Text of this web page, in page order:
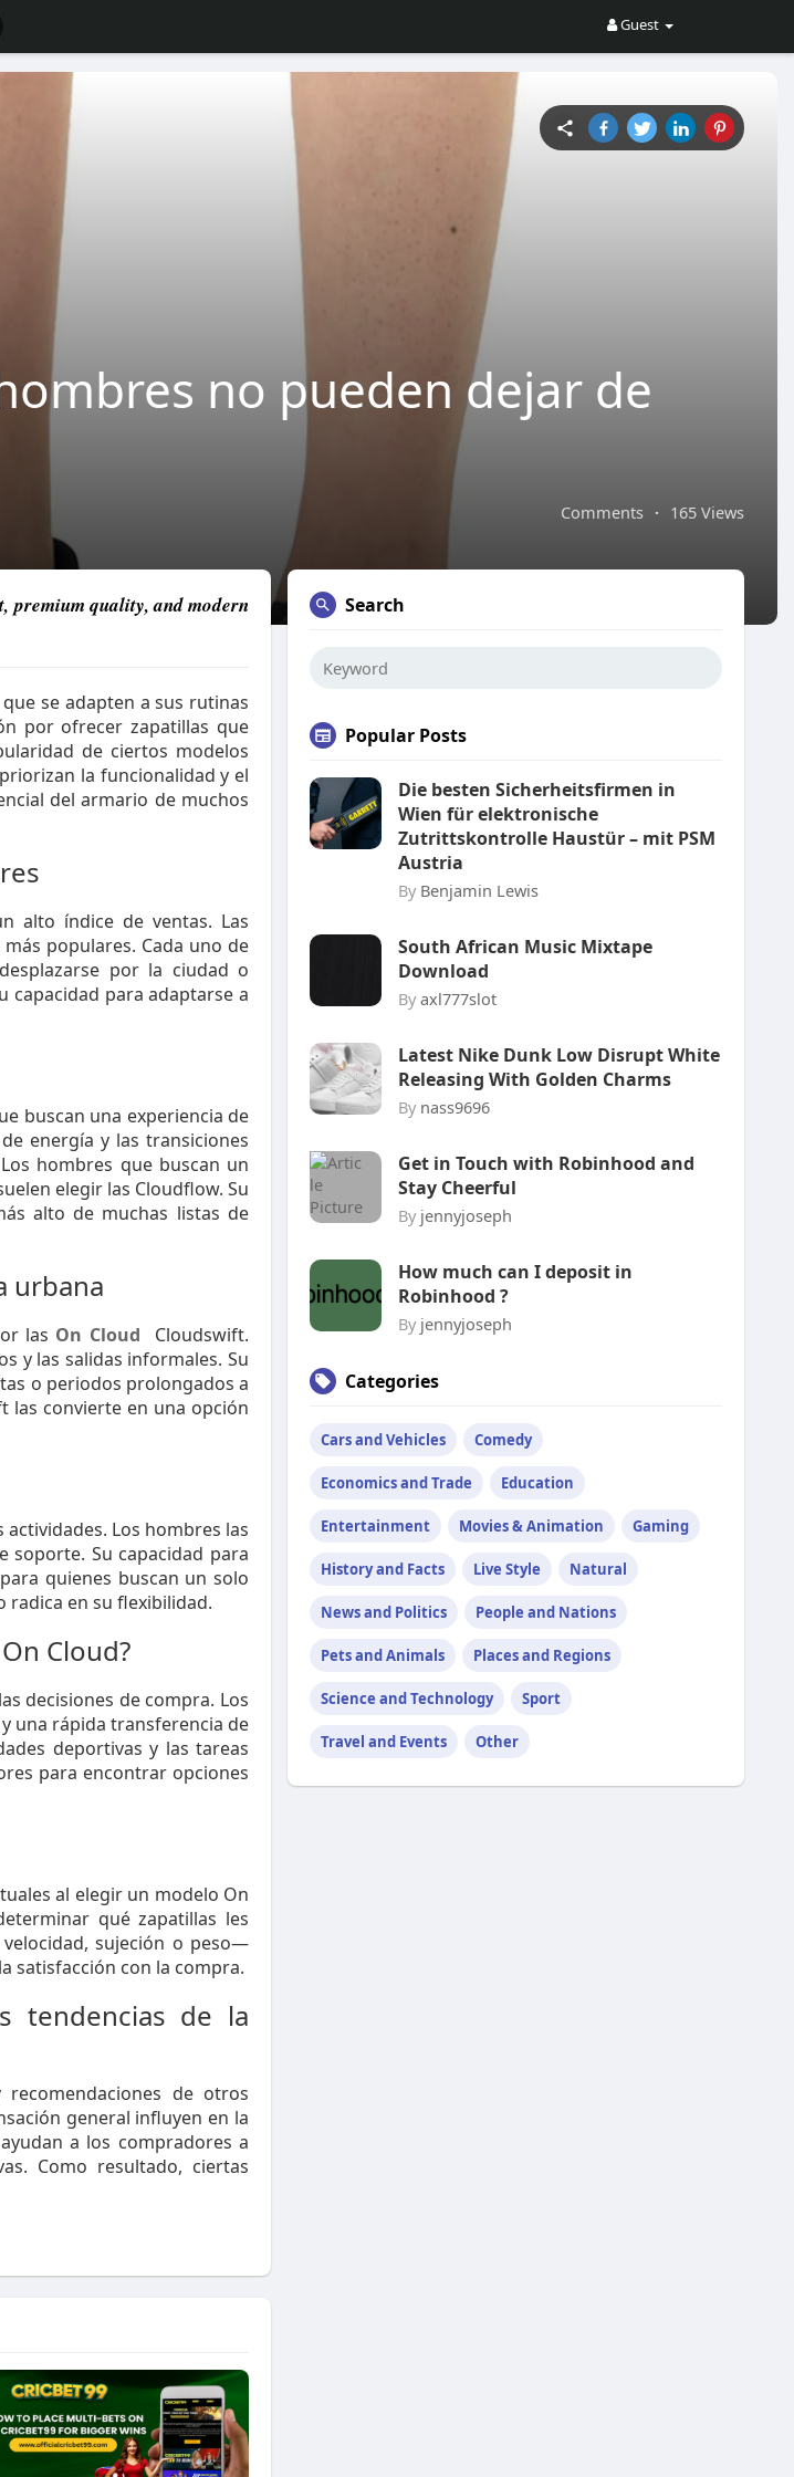
Guest
no pueden dejar de
Comments · 165 Views
premium quality, and modern
se adapten a sus rutinas
por ofrecer zapatillas que
de ciertos modelos
la funcionalidad y el
del armario de muchos
alto índice de ventas. Las
populares. Cada uno de
por la ciudad o
capacidad para adaptarse a
buscan una experiencia de
energía y las transiciones
hombres que buscan un
elegir las Cloudflow. Su
alto de muchas listas de
urbana
las On Cloud
Cloudswift.
y las salidas informales. Su
o periodos prolongados a
las convierte en una opción
Los hombres las
soporte. Su capacidad para
quienes buscan un solo
radica en su flexibilidad.
Cloud?
decisiones de compra. Los
una rápida transferencia de
deportivas y las tareas
para encontrar opciones
al elegir un modelo On
qué zapatillas les
sujeción o peso—
satisfacción con la compra.
tendencias de la
de otros
general influyen en la
a los compradores a
Como resultado, ciertas
Search
Popular Posts
Die besten Sicherheitsfirmen in
Wien für elektronische
Zutrittskontrolle Haustür – mit PSM
Austria
By Benjamin Lewis
South African Music Mixtape
Download
By axl777slot
Latest Nike Dunk Low Disrupt White
Releasing With Golden Charms
By nass9696
Get in Touch with Robinhood and
Stay Cheerful
By jennyjoseph
How much can I deposit in
Robinhood ?
By jennyjoseph
Categories
Cars and Vehicles Comedy
Economics and Trade Education
Entertainment Movies & Animation Gaming
History and Facts Live Style Natural
News and Politics People and Nations
Pets and Animals Places and Regions
Science and Technology Sport
Travel and Events Other